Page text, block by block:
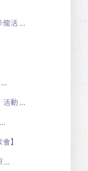
活 ...
活動 ...
】
...